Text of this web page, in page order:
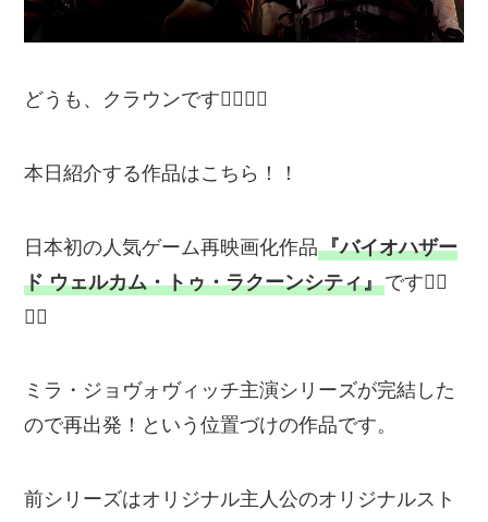
どうも、クラウンです🙋‍♂️🙋‍♂️
本日紹介する作品はこちら！！
日本初の人気ゲーム再映画化作品『バイオハザー
ド ウェルカム・トゥ・ラクーンシティ』です💁‍♂️
💁‍♂️
ミラ・ジョヴォヴィッチ主演シリーズが完結した
ので再出発！という位置づけの作品です。
前シリーズはオリジナル主人公のオリジナルスト